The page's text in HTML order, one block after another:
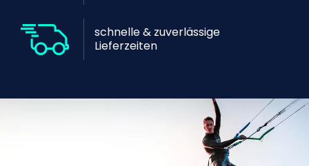
schnelle & zuverlässige
Lieferzeiten